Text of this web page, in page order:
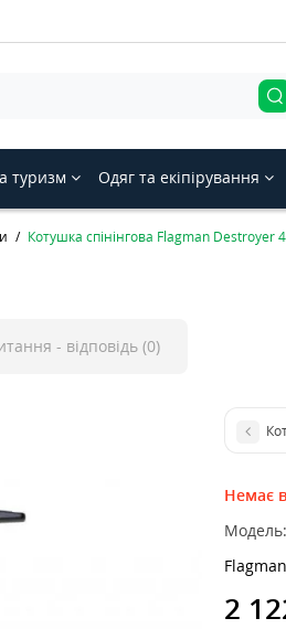
туризм Одяг та екіпірування
Котушка спінінгова Flagman Destroyer
- відповідь (0)
Немає
Модель:
Flagman
2